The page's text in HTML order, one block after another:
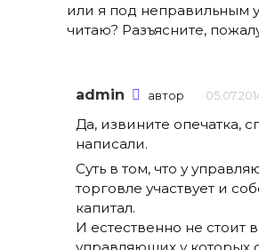
или я под неправильным
читаю? Разъясните,
admin автор
Да, извините опечатка,
написали.
Суть в том, что у
торговле участвует и
капитал.
И естественно не стоит